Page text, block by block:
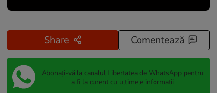
Share Comentează
Abonați-vă la canalul Libertatea de WhatsApp pentru
a fi la curent cu ultimele informații